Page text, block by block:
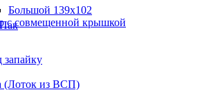
Большой 139х102
с совмещенной крышкой
запайку
(Лоток из ВСП)